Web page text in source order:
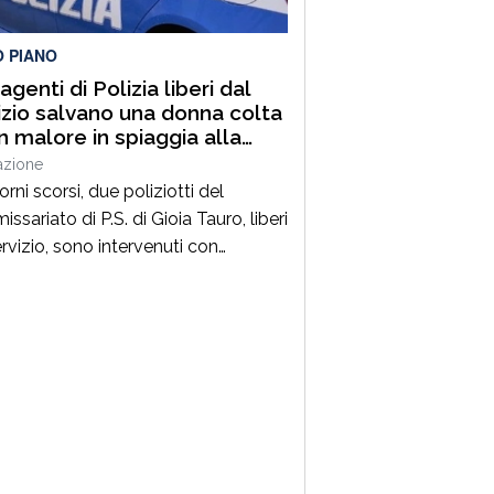
PIANO
di Polizia liberi dal
salvano una donna colta
malore in spiaggia alla
di Palmi
scorsi, due poliziotti del
di P.S. di Gioia Tauro, liberi
sono intervenuti con